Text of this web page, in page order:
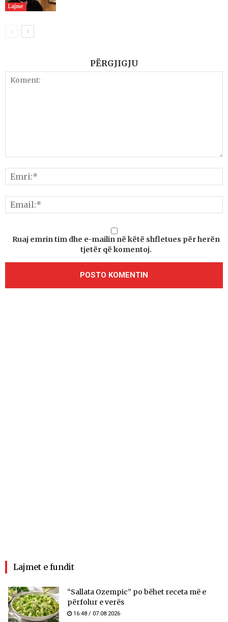
Lajme
PËRGJIGJU
Ruaj emrin tim dhe e-mailin në këtë shfletues për herën
tjetër që komentoj.
Lajmet e fundit
“Sallata Ozempic” po bëhet receta më e
përfolur e verës
16:48 / 07.08.2026